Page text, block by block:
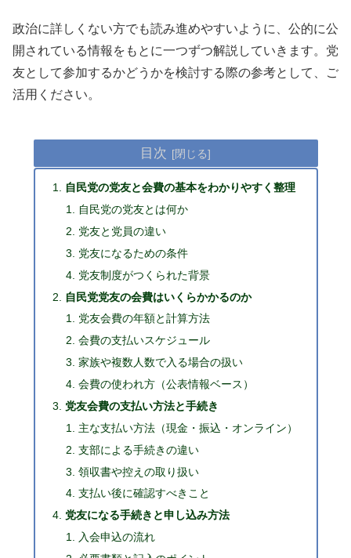
政治に詳しくない方でも読み進めやすいように、公的に公
開されている情報をもとに一つずつ解説していきます。党
友として参加するかどうかを検討する際の参考として、ご
活用ください。
目次
自民党の党友と会費の基本をわかりやすく整理
自民党の党友とは何か
党友と党員の違い
党友になるための条件
党友制度がつくられた背景
自民党党友の会費はいくらかかるのか
党友会費の年額と計算方法
会費の支払いスケジュール
家族や複数人数で入る場合の扱い
会費の使われ方（公表情報ベース）
党友会費の支払い方法と手続き
主な支払い方法（現金・振込・オンライン）
支部による手続きの違い
領収書や控えの取り扱い
支払い後に確認すべきこと
党友になる手続きと申し込み方法
入会申込の流れ